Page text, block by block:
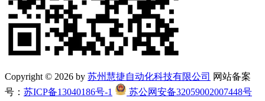
Copyright © 2026 by 苏州慧捷自动化科技有限公司 网站备案
号： 苏ICP备13040186号-1 苏公网安备32059002007448号